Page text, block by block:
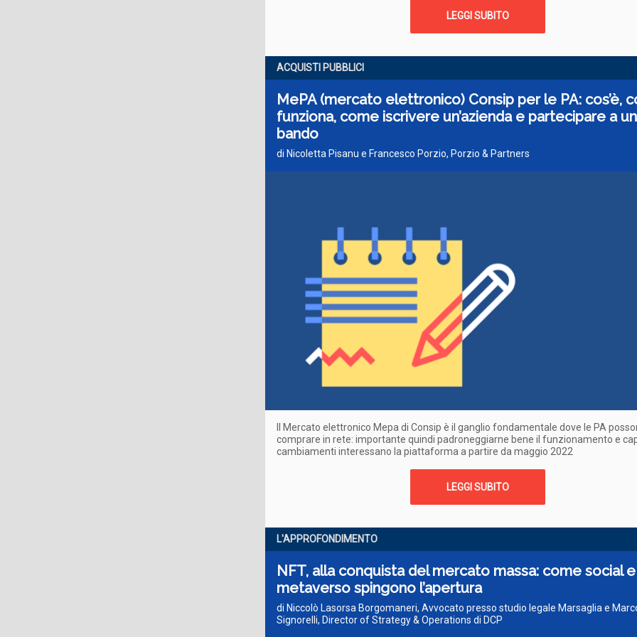
LEGGI SUBITO
ACQUISTI PUBBLICI
MePA (mercato elettronico) Consip per le PA: cos’è,
funziona, come iscrivere un’azienda e partecipare a un
bando
di Nicoletta Pisanu e Francesco Porzio, Porzio & Partners
Il Mercato elettronico Mepa di Consip è il ganglio fondamentale dove le PA
comprare in rete: importante quindi padroneggiarne bene il funzionamento e
cambiamenti interessano la piattaforma a partire da maggio 2022
LEGGI SUBITO
L'APPROFONDIMENTO
NFT, alla conquista del mercato massa: come social e
metaverso spingono l’apertura
di Niccolò Lasorsa Borgomaneri, Avvocato presso studio legale Marsaglia e
Signorelli, Director of Strategy & Operations di DCP